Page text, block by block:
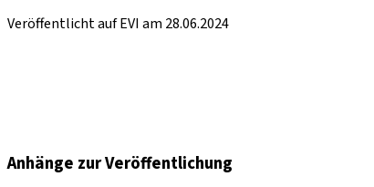
Veröffentlicht auf EVI am 28.06.2024
Anhänge zur Veröffentlichung